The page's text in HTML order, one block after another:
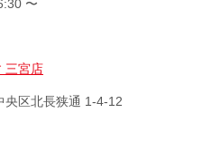
〜
三宮店
央区北長狭通 1-4-12